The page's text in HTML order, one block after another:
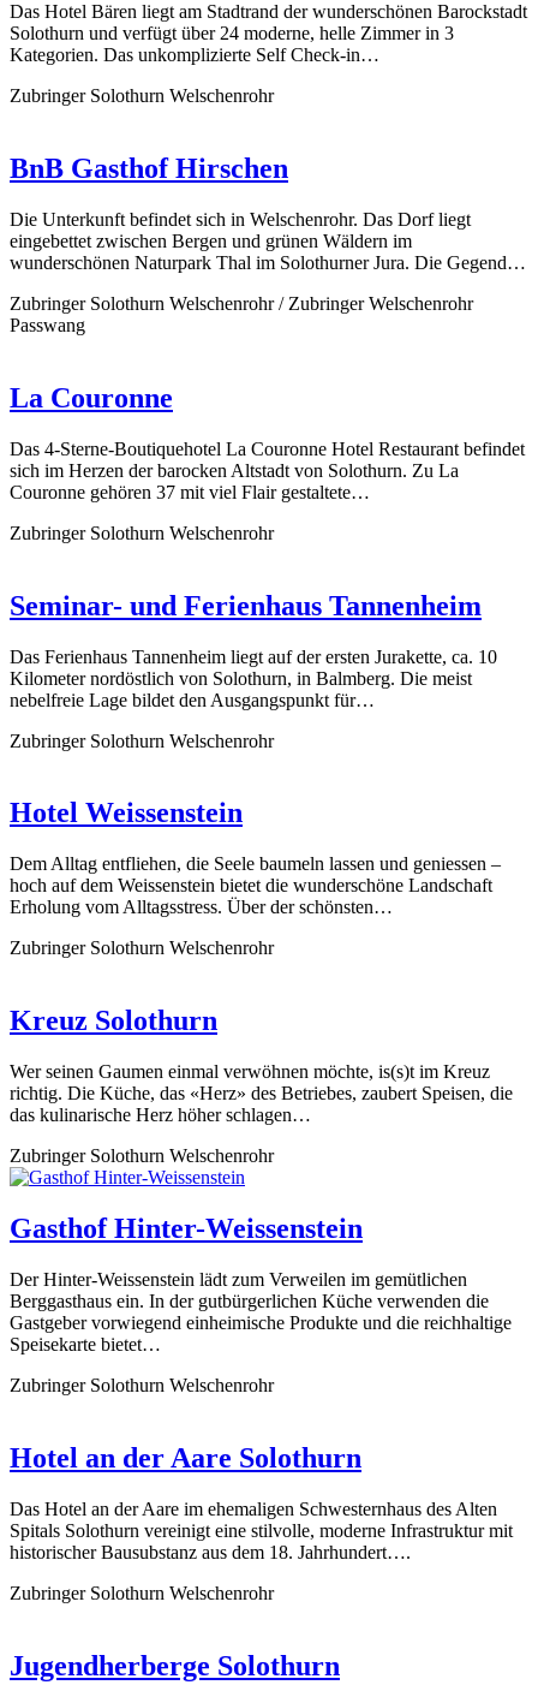
Das Hotel Bären liegt am Stadtrand der wunderschönen Barockstadt
Solothurn und verfügt über 24 moderne, helle Zimmer in 3
Kategorien. Das unkomplizierte Self Check-in…
Zubringer Solothurn Welschenrohr
BnB Gasthof Hirschen
Die Unterkunft befindet sich in Welschenrohr. Das Dorf liegt
eingebettet zwischen Bergen und grünen Wäldern im
wunderschönen Naturpark Thal im Solothurner Jura. Die Gegend…
Zubringer Solothurn Welschenrohr / Zubringer Welschenrohr
Passwang
La Couronne
Das 4-Sterne-Boutiquehotel La Couronne Hotel Restaurant befindet
sich im Herzen der barocken Altstadt von Solothurn. Zu La
Couronne gehören 37 mit viel Flair gestaltete…
Zubringer Solothurn Welschenrohr
Seminar- und Ferienhaus Tannenheim
Das Ferienhaus Tannenheim liegt auf der ersten Jurakette, ca. 10
Kilometer nordöstlich von Solothurn, in Balmberg. Die meist
nebelfreie Lage bildet den Ausgangspunkt für…
Zubringer Solothurn Welschenrohr
Hotel Weissenstein
Dem Alltag entfliehen, die Seele baumeln lassen und geniessen –
hoch auf dem Weissenstein bietet die wunderschöne Landschaft
Erholung vom Alltagsstress. Über der schönsten…
Zubringer Solothurn Welschenrohr
Kreuz Solothurn
Wer seinen Gaumen einmal verwöhnen möchte, is(s)t im Kreuz
richtig. Die Küche, das «Herz» des Betriebes, zaubert Speisen, die
das kulinarische Herz höher schlagen…
Zubringer Solothurn Welschenrohr
Gasthof Hinter-Weissenstein
Der Hinter-Weissenstein lädt zum Verweilen im gemütlichen
Berggasthaus ein. In der gutbürgerlichen Küche verwenden die
Gastgeber vorwiegend einheimische Produkte und die reichhaltige
Speisekarte bietet…
Zubringer Solothurn Welschenrohr
Hotel an der Aare Solothurn
Das Hotel an der Aare im ehemaligen Schwesternhaus des Alten
Spitals Solothurn vereinigt eine stilvolle, moderne Infrastruktur mit
historischer Bausubstanz aus dem 18. Jahrhundert….
Zubringer Solothurn Welschenrohr
Jugendherberge Solothurn